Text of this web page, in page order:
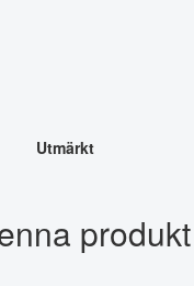
Utmärkt
produkt